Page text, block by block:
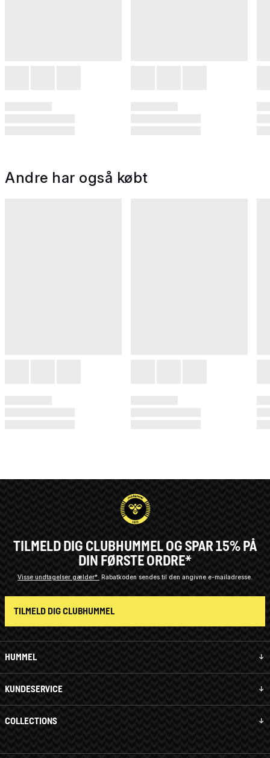
Andre har også købt
HUMMEL
KUNDESERVICE
COLLECTIONS
TILMELD DIG CLUBHUMMEL OG SPAR 15% PÅ
DIN FØRSTE ORDRE*
Visse undtagelser gælder* Rabatkoden sendes til den angivne e-mailadresse.
TILMELD DIG CLUBHUMMEL